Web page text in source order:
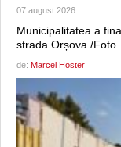
07 august 2026
Municipalitatea a
strada Orșova /Foto
de: Marcel Hoster